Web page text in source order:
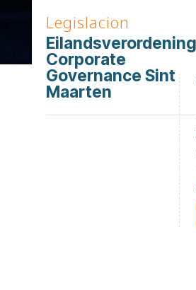
Legislacion
Eilandsverordening
Corporate
Governance Sint
Maarten